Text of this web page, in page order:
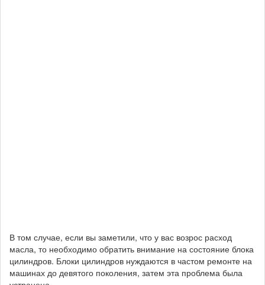
В том случае, если вы заметили, что у вас возрос расход
масла, то необходимо обратить внимание на состояние блока
цилиндров. Блоки цилиндров нуждаются в частом ремонте на
машинах до девятого поколения, затем эта проблема была